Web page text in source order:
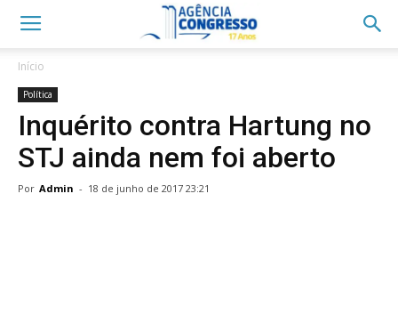
Início
Política
Inquérito contra Hartung no
STJ ainda nem foi aberto
Por Admin - 18 de junho de 2017 23:21